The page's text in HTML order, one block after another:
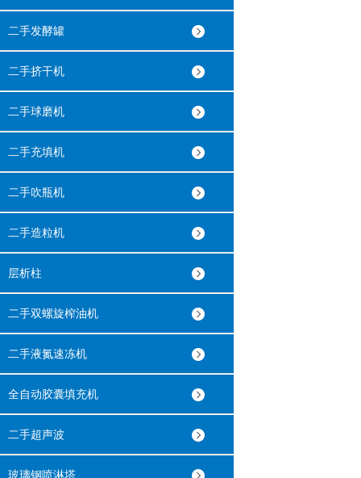
二手发酵罐
二手挤干机
二手球磨机
二手充填机
二手吹瓶机
二手造粒机
层析柱
二手双螺旋榨油机
二手液氮速冻机
全自动胶囊填充机
二手超声波
玻璃钢喷淋塔